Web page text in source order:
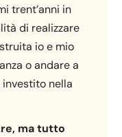
trent’anni in
di realizzare
io e mio
o andare a
investito nella
ma tutto